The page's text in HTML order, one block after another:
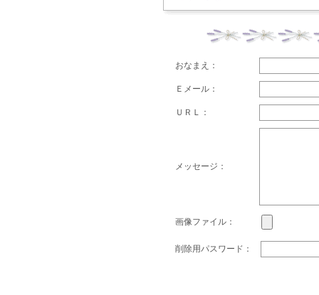
おなまえ：
Ｅメール：
ＵＲＬ：
メッセージ：
画像ファイル：
削除用パスワード：